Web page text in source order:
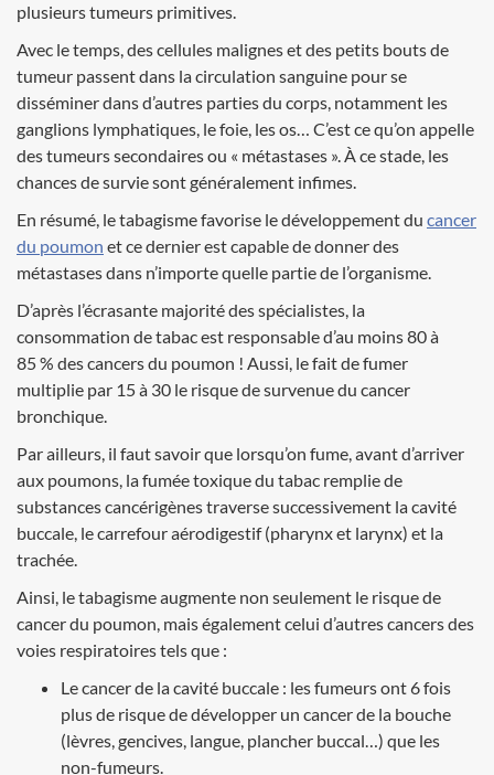
plusieurs tumeurs primitives.
Avec le temps, des cellules malignes et des petits bouts de
tumeur passent dans la circulation sanguine pour se
disséminer dans d’autres parties du corps, notamment les
ganglions lymphatiques, le foie, les os… C’est ce qu’on appelle
des tumeurs secondaires ou « métastases ». À ce stade, les
chances de survie sont généralement infimes.
En résumé, le tabagisme favorise le développement du cancer
du poumon et ce dernier est capable de donner des
métastases dans n’importe quelle partie de l’organisme.
D’après l’écrasante majorité des spécialistes, la
consommation de tabac est responsable d’au moins 80 à
85 % des cancers du poumon ! Aussi, le fait de fumer
multiplie par 15 à 30 le risque de survenue du cancer
bronchique.
Par ailleurs, il faut savoir que lorsqu’on fume, avant d’arriver
aux poumons, la fumée toxique du tabac remplie de
substances cancérigènes traverse successivement la cavité
buccale, le carrefour aérodigestif (pharynx et larynx) et la
trachée.
Ainsi, le tabagisme augmente non seulement le risque de
cancer du poumon, mais également celui d’autres cancers des
voies respiratoires tels que :
Le cancer de la cavité buccale : les fumeurs ont 6 fois
plus de risque de développer un cancer de la bouche
(lèvres, gencives, langue, plancher buccal…) que les
non-fumeurs.